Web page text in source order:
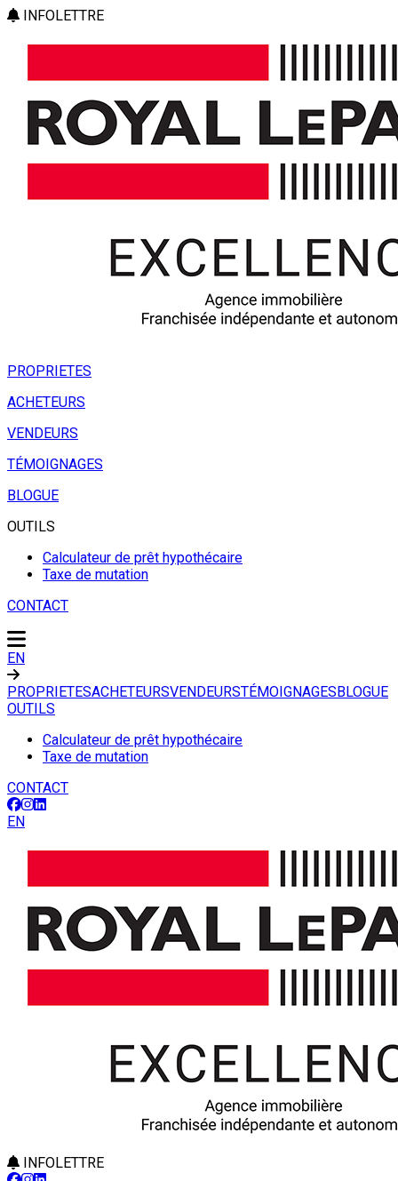
INFOLETTRE
PROPRIETES
ACHETEURS
VENDEURS
TÉMOIGNAGES
BLOGUE
OUTILS
Calculateur de prêt hypothécaire
Taxe de mutation
CONTACT
EN
PROPRIETESACHETEURSVENDEURSTÉMOIGNAGESBLOGUE
OUTILS
Calculateur de prêt hypothécaire
Taxe de mutation
CONTACT
EN
INFOLETTRE